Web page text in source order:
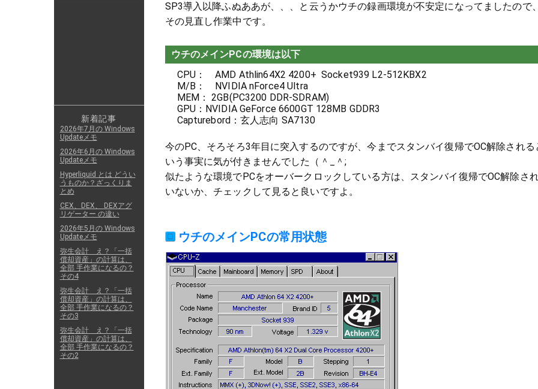
SP3導入以降ふぬああが、、、と云うかウチの録画環境が不安定になってましたので
その見直し作業中です。
ウチのメインPCの環境は以下
CPU： AMD Athlin64X2 4200+ Socket939 L2-512KBX2
M/B： NVIDIA nForce4 Ultra
MEM： 2GB(PC3200 DDR-SDRAM)
GPU：NVIDIA GeForce 6600GT 128MB GDDR3
Capturebord：玄人志向 SA7130
今のPC、そろそろ3年目に突入するのですが、今までスタンバイ復帰でOC解除される
いう事実に気が付きませんでした（＾_＾;
似たような環境でPCをオーバークロックしている方は、スタンバイ復帰でOC解除さ
いないか、チェックして見ると良いですよ。
ウチのメインPCの常用状態
新着記事
2026年7月の Windows
Updateメモ
2026年6月の Windows
Updateメモ
Hyperliquid とは どうい
うものか？ざっくりま
とめ
CEX、DEX、 DEXアグ
リゲーター の違い
2026年5月の Windows
Updateメモ
弥生会計 え？「一括
償却資産」の計算は、
全部 手作業になるの？
その4
弥生会計 え？「一括
償却資産」の計算は、
全部 手作業になるの？
その3
弥生会計 え？「一括
償却資産」の計算は、
全部 手作業になるの？
その2